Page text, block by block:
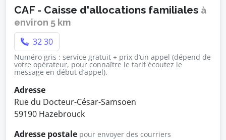
CAF - Caisse d'allocations familiales à
environ 5 km
32 30
Numéro gris : service gratuit + prix d’un appel (dépend de
votre opérateur, pour connaître le tarif écoutez le
message en début d’appel).
Adresse
Rue du Docteur-César-Samsoen
59190 Hazebrouck
Adresse postale pour envoyer des courriers